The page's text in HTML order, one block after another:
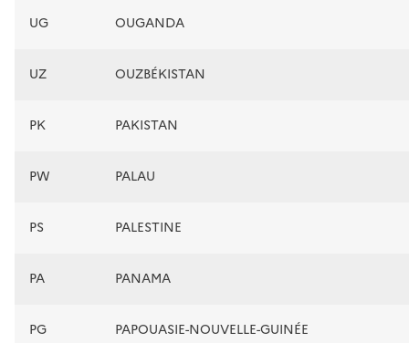
UG OUGANDA
UZ OUZBÉKISTAN
PK PAKISTAN
PW PALAU
PS PALESTINE
PA PANAMA
PG PAPOUASIE-NOUVELLE-GUINÉE